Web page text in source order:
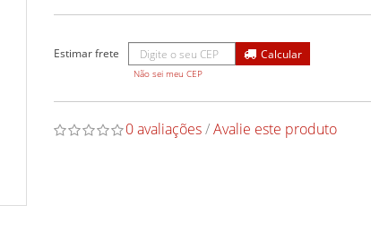
Não sei meu CEP
0 avaliações/Avalie este produto